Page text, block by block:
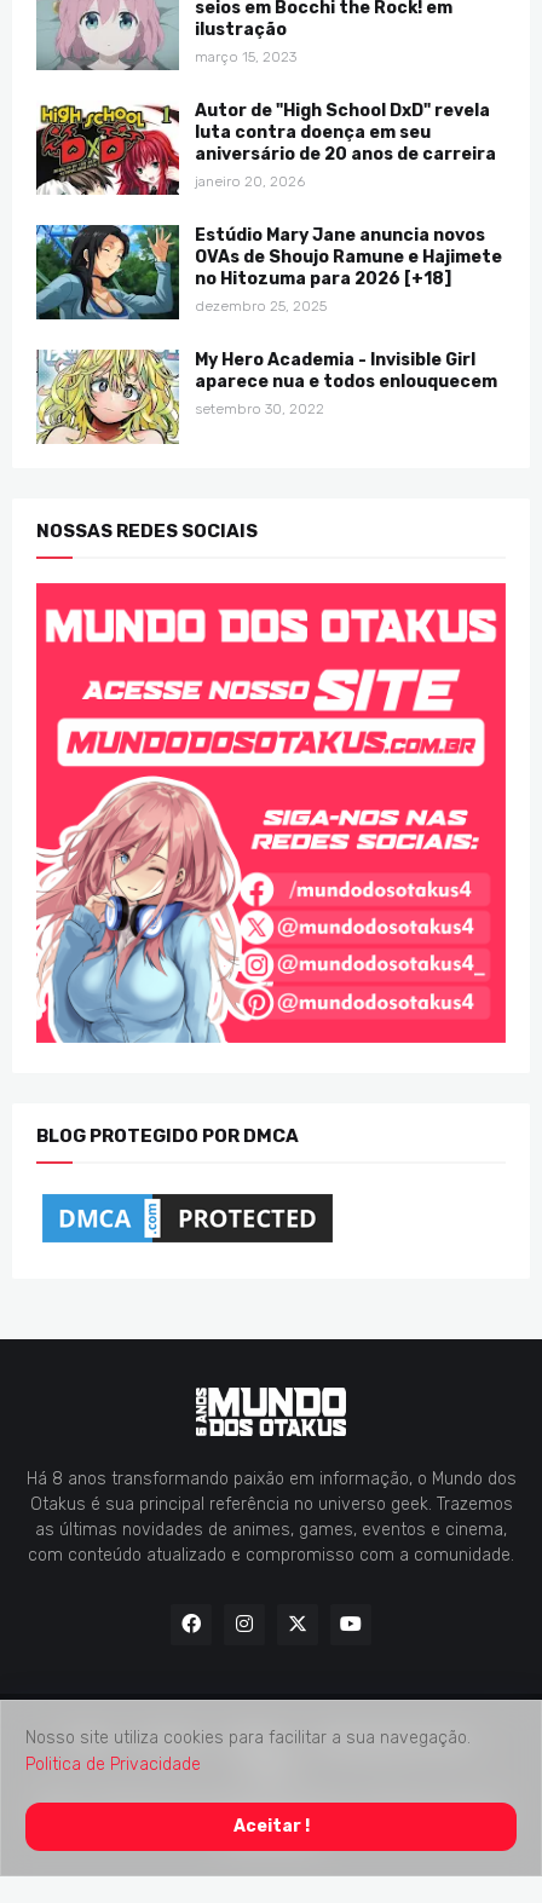
seios em Bocchi the Rock! em
ilustração
março 15, 2023
Autor de "High School DxD" revela
luta contra doença em seu
aniversário de 20 anos de carreira
janeiro 20, 2026
Estúdio Mary Jane anuncia novos
OVAs de Shoujo Ramune e Hajimete
no Hitozuma para 2026 [+18]
dezembro 25, 2025
My Hero Academia - Invisible Girl
aparece nua e todos enlouquecem
setembro 30, 2022
NOSSAS REDES SOCIAIS
BLOG PROTEGIDO POR DMCA
Há 8 anos transformando paixão em informação, o Mundo dos
Otakus é sua principal referência no universo geek. Trazemos
as últimas novidades de animes, games, eventos e cinema,
com conteúdo atualizado e compromisso com a comunidade.
Reservados
Home Contato Midia Kit
Verificação de Fatos
Nosso site utiliza cookies para facilitar a sua navegação.
Politica de Privacidade
Aceitar !